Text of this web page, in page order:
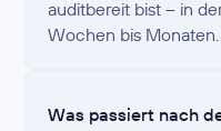
auditbereit bist – in
Wochen bis Monaten.
Was passiert nach